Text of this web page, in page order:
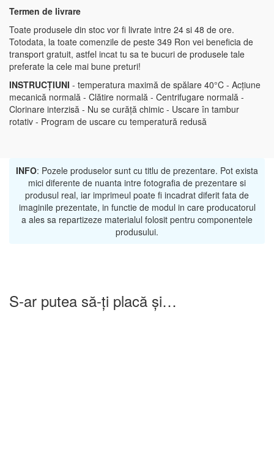
Termen de livrare
Toate produsele din stoc vor fi livrate intre 24 si 48 de ore.
Totodata, la toate comenzile de peste 349 Ron vei beneficia de
transport gratuit, astfel incat tu sa te bucuri de produsele tale
preferate la cele mai bune preturi!
INSTRUCȚIUNI - temperatura maximă de spălare 40°C - Acțiune
mecanică normală - Clătire normală - Centrifugare normală -
Clorinare interzisă - Nu se curăță chimic - Uscare în tambur
rotativ - Program de uscare cu temperatură redusă
INFO: Pozele produselor sunt cu titlu de prezentare. Pot exista
mici diferente de nuanta intre fotografia de prezentare si
produsul real, iar imprimeul poate fi incadrat diferit fata de
imaginile prezentate, in functie de modul in care producatorul
a ales sa repartizeze materialul folosit pentru componentele
produsului.
S-ar putea să-ți placă și…